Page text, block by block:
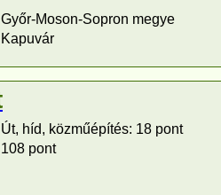
Győr-Moson-Sopron megye
Kapuvár
Út, híd, közműépítés: 18 pont
108 pont